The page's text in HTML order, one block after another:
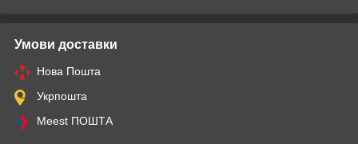
Умови доставки
Нова Пошта
Укрпошта
Meest ПОШТА